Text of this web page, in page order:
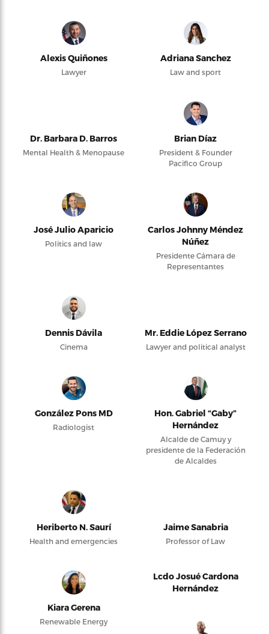
Alexis Quiñones
Lawyer
Adriana Sanchez
Law and sport
Dr. Barbara D. Barros
Mental Health & Menopause
Brian Díaz
President & Founder
Pacifico Group
José Julio Aparicio
Politics and law
Carlos Johnny Méndez
Núñez
Presidente Cámara de
Representantes
Dennis Dávila
Cinema
Mr. Eddie López Serrano
Lawyer and political analyst
González Pons MD
Radiologist
Hon. Gabriel “Gaby”
Hernández
Alcalde de Camuy y
presidente de la Federación
de Alcaldes
Heriberto N. Saurí
Health and emergencies
Jaime Sanabria
Professor of Law
Kiara Gerena
Renewable Energy
Lcdo Josué Cardona
Hernández